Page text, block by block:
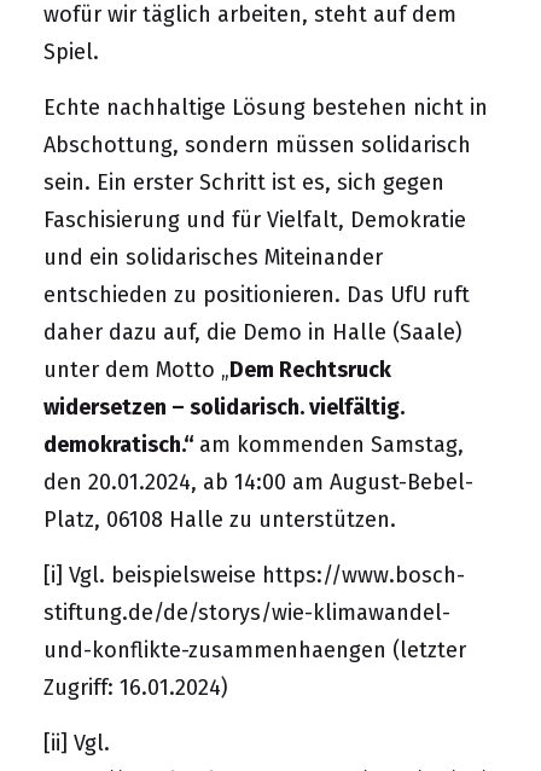
wofür wir täglich arbeiten, steht auf dem
Spiel.
Echte nachhaltige Lösung bestehen nicht in
Abschottung, sondern müssen solidarisch
sein. Ein erster Schritt ist es, sich gegen
Faschisierung und für Vielfalt, Demokratie
und ein solidarisches Miteinander
entschieden zu positionieren. Das UfU ruft
daher dazu auf, die Demo in Halle (Saale)
unter dem Motto „Dem Rechtsruck
widersetzen – solidarisch. vielfältig.
demokratisch.“ am kommenden Samstag,
den 20.01.2024, ab 14:00 am August-Bebel-
Platz, 06108 Halle zu unterstützen.
[i] Vgl. beispielsweise https://www.bosch-
stiftung.de/de/storys/wie-klimawandel-
und-konflikte-zusammenhaengen (letzter
Zugriff: 16.01.2024)
[ii] Vgl.